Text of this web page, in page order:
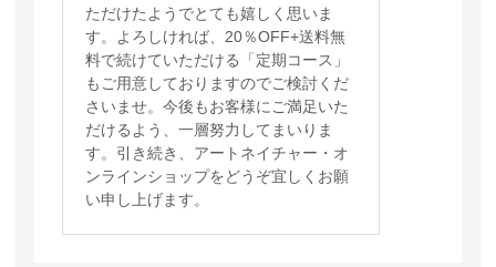
ただけたようでとても嬉しく思いま
す。よろしければ、20％OFF+送料無
料で続けていただける「定期コース」
もご用意しておりますのでご検討くだ
さいませ。今後もお客様にご満足いた
だけるよう、一層努力してまいりま
す。引き続き、アートネイチャー・オ
ンラインショップをどうぞ宜しくお願
い申し上げます。